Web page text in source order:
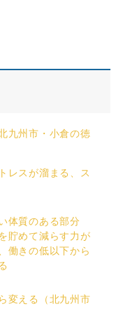
九州市・小倉の徳
レスが溜まる、ス
体質のある部分
貯めて減らす力が
働きの低以下から
変える（北九州市